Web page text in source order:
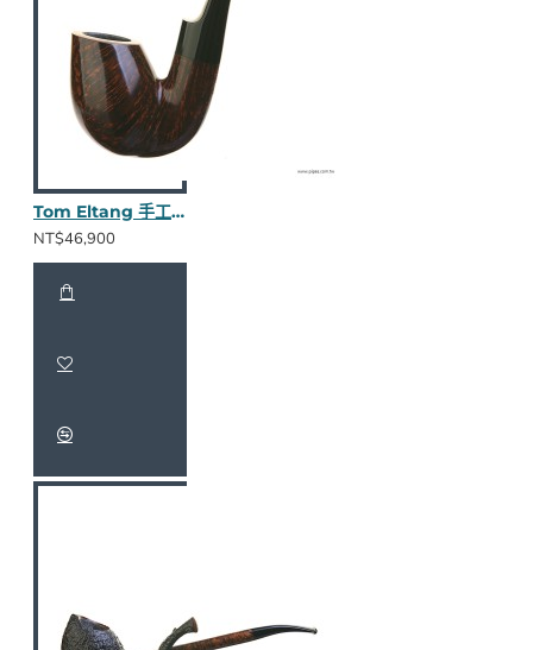
Tom Eltang 手工斗 782326
NT$46,900